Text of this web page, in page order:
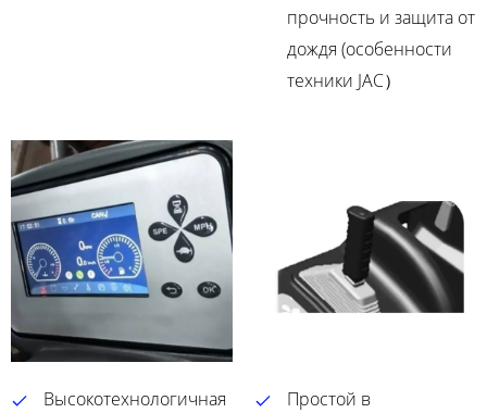
прочность и защита от
дождя (особенности
техники JAC）
Высокотехнологичная
Простой в